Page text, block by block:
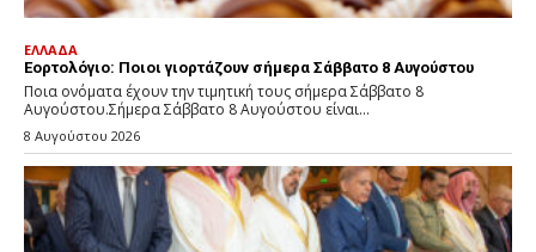
ΕΛΛΑΔΑ
Εορτολόγιο: Ποιοι γιορτάζουν σήμερα Σάββατο 8 Αυγούστου
Ποια ονόματα έχουν την τιμητική τους σήμερα Σάββατο 8
Αυγούστου.Σήμερα Σάββατο 8 Αυγούστου είναι...
8 Αυγούστου 2026